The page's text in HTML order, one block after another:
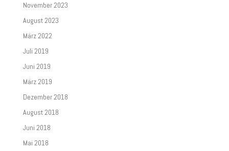
November 2023
August 2023
März 2022
Juli 2019
Juni 2019
März 2019
Dezember 2018
August 2018
Juni 2018
Mai 2018